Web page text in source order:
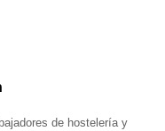
de hostelería y